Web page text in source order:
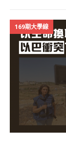
169期大學線